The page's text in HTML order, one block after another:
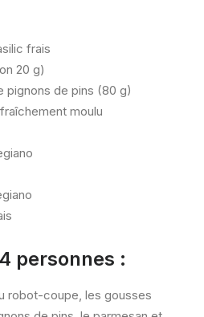
frais
20 g)
pignons de pins (80 g)
moulu
personnes :
robot-coupe, les gousses